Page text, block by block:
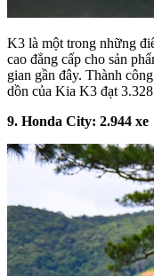
K3 là một trong những
cao đẳng cấp cho sản
gian gần đây. Thành
dồn của Kia K3 đạt
9. Honda City: 2.944 xe